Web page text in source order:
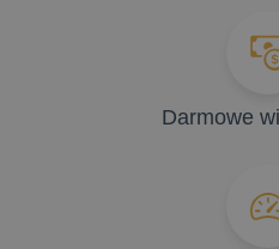
Darmowe